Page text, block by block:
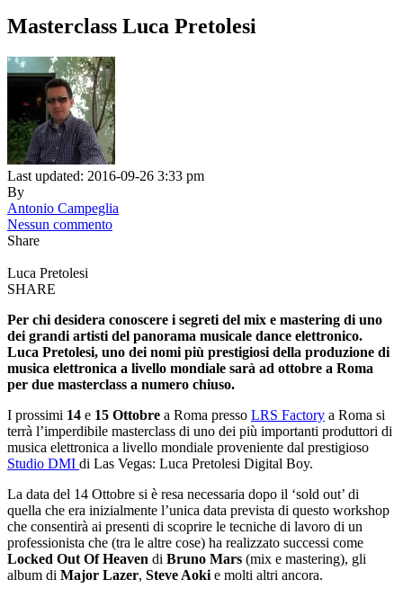
Masterclass Luca Pretolesi
Last updated: 2016-09-26 3:33 pm
By
Antonio Campeglia
Nessun commento
Share
Luca Pretolesi
SHARE
Per chi desidera conoscere i segreti del mix e mastering di uno
dei grandi artisti del panorama musicale dance elettronico.
Luca Pretolesi, uno dei nomi più prestigiosi della produzione di
musica elettronica a livello mondiale sarà ad ottobre a Roma
per due masterclass a numero chiuso.
I prossimi 14 e 15 Ottobre a Roma presso LRS Factory a Roma si
terrà l’imperdibile masterclass di uno dei più importanti produttori di
musica elettronica a livello mondiale proveniente dal prestigioso
Studio DMI di Las Vegas: Luca Pretolesi Digital Boy.
La data del 14 Ottobre si è resa necessaria dopo il ‘sold out’ di
quella che era inizialmente l’unica data prevista di questo workshop
che consentirà ai presenti di scoprire le tecniche di lavoro di un
professionista che (tra le altre cose) ha realizzato successi come
Locked Out Of Heaven di Bruno Mars (mix e mastering), gli
album di Major Lazer, Steve Aoki e molti altri ancora.